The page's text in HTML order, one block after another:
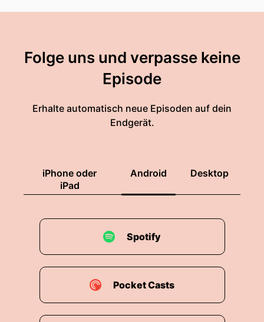
Folge uns und verpasse keine
Episode
Erhalte automatisch neue Episoden auf dein
Endgerät.
iPhone oder
iPad
Android Desktop
Spotify
Pocket Casts